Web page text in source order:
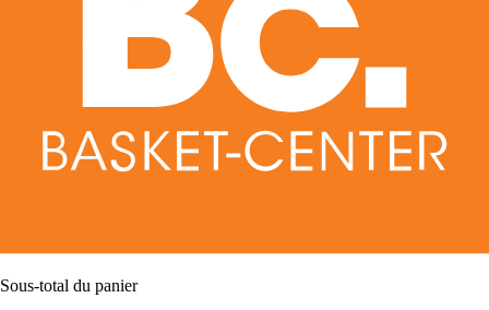
Sous-total du panier